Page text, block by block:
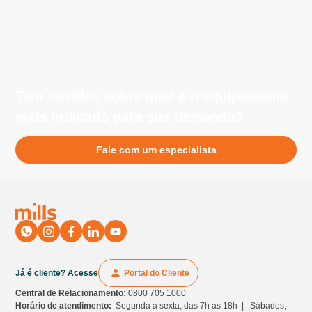
Fale com um especialista
Já é cliente? Acesse Portal do Cliente
Central de Relacionamento:0800 705 1000
Horário de atendimento:Segunda a sexta, das 7h às 18h | Sábados,